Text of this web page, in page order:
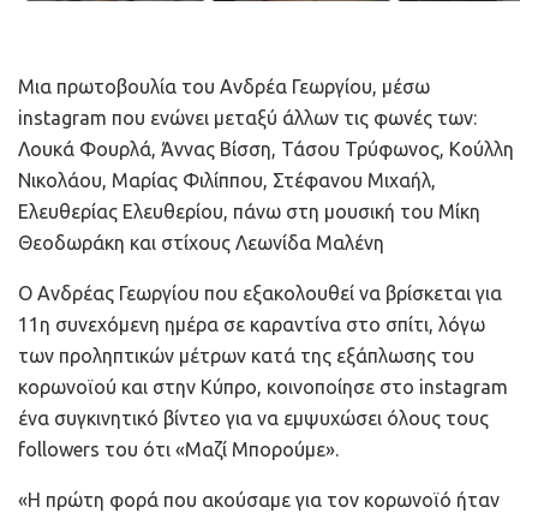
Μια πρωτοβουλία του Ανδρέα Γεωργίου, μέσω
instagram που ενώνει μεταξύ άλλων τις φωνές των:
Λουκά Φουρλά, Άννας Βίσση, Τάσου Τρύφωνος, Κούλλη
Νικολάου, Μαρίας Φιλίππου, Στέφανου Μιχαήλ,
Ελευθερίας Ελευθερίου, πάνω στη μουσική του Μίκη
Θεοδωράκη και στίχους Λεωνίδα Μαλένη
Ο Ανδρέας Γεωργίου που εξακολουθεί να βρίσκεται για
11η συνεχόμενη ημέρα σε καραντίνα στο σπίτι, λόγω
των προληπτικών μέτρων κατά της εξάπλωσης του
κορωνοϊού και στην Κύπρο, κοινοποίησε στο instagram
ένα συγκινητικό βίντεο για να εμψυχώσει όλους τους
followers του ότι «Μαζί Μπορούμε».
«Η πρώτη φορά που ακούσαμε για τον κορωνοϊό ήταν